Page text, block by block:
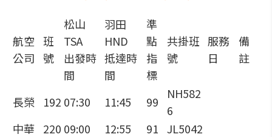
航空
公司
班
號
松山
TSA
出發時
間
羽田
HND
抵達時
間
準
點
指
標
共掛班
號
服務
日
備
註
長榮 192 07:30 11:45 99
NH582
6
中華 220 09:00 12:55 91 JL5042